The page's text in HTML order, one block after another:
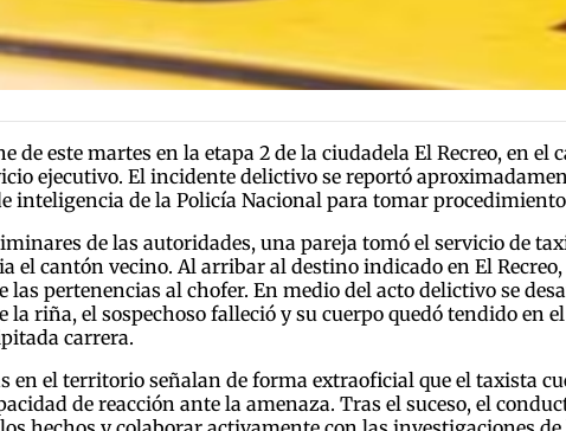
de este martes en la etapa 2 de la ciudadela El Recreo, en
ejecutivo. El incidente delictivo se reportó
inteligencia de la Policía Nacional para tomar procedimiento
de las autoridades, una pareja tomó el servicio de
el cantón vecino. Al arribar al destino indicado en El
pertenencias al chofer. En medio del acto delictivo se
la riña, el sospechoso falleció y su cuerpo quedó tendido
carrera.
en el territorio señalan de forma extraoficial que el taxista
de reacción ante la amenaza. Tras el suceso, el